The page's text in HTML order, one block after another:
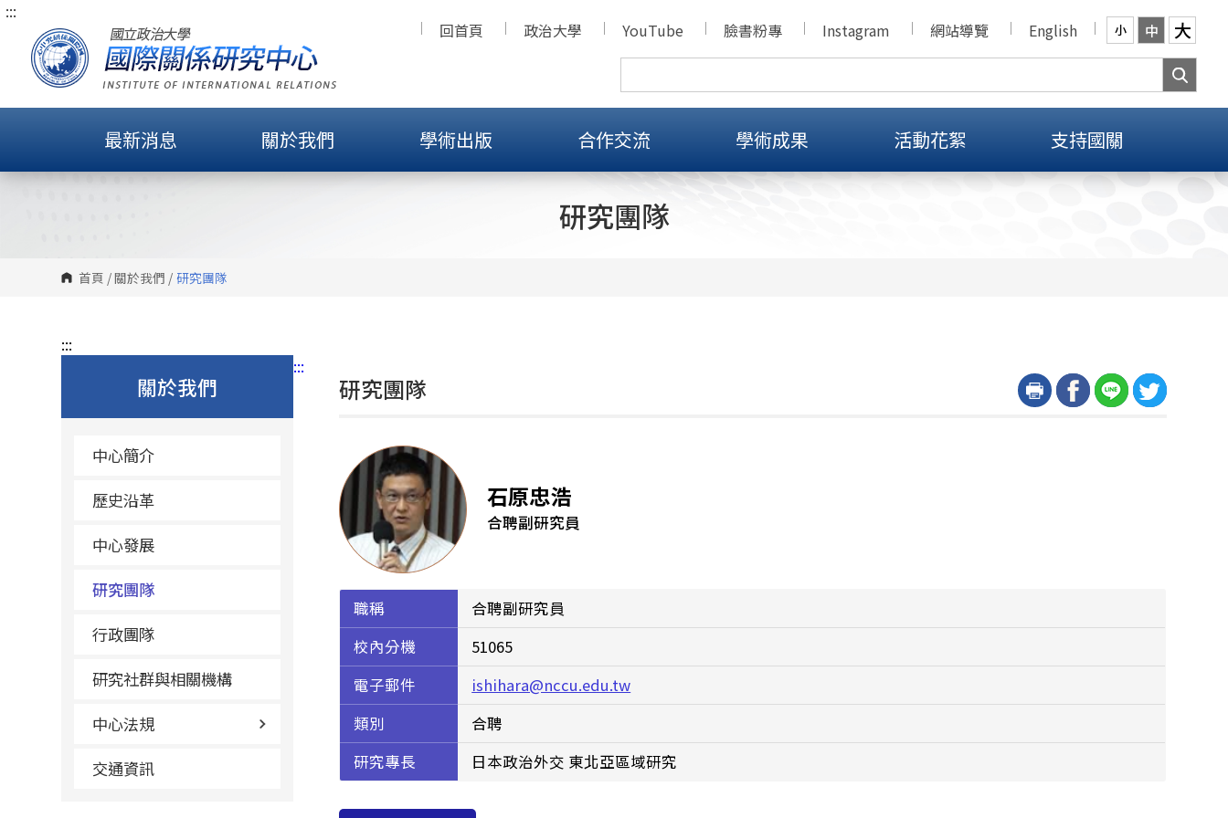
跳
內
塊
:::
回首頁
政治大學 YouTube 臉書粉專 Instagram 網站導覽 English 小 中 大
最新消息 關於我們 學術出版 合作交流 學術成果 活動花絮 支持國關
研究團隊
首頁 /關於我們 / 研究團隊
:::
關於我們
中心簡介
歷史沿革
中心發展
研究團隊
行政團隊
研究社群與相關機構
中心法規
交通資訊
:::
研究團隊
石原忠浩
合聘副研究員
職稱
合聘副研究員
校內分機
51065
電子郵件
ishihara@nccu.edu.tw
類別
合聘
研究專長
日本政治外交 東北亞區域研究